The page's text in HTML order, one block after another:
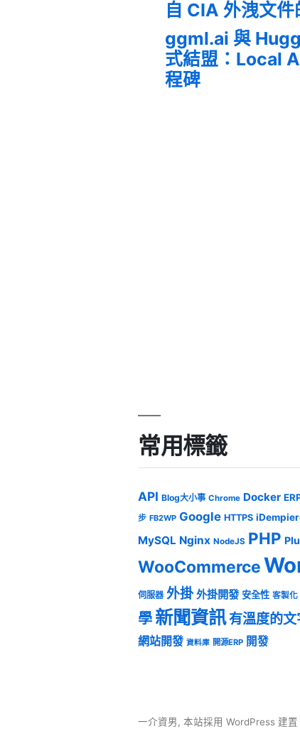
自 CIA 外洩文
ggml.ai 與
式結盟：Local
程碑
常用標籤
API Blog大小事 Chrome Docker
步 FB2WP Google HTTPS
MySQL Nginx NodeJS PHP
WooCommerce
伺服器 外掛 外掛開發 安全性 客製化
學 新聞資訊有溫度的文
網站開發 資料庫 開源ERP 開發
一介資男,本站採用 WordPress 建置